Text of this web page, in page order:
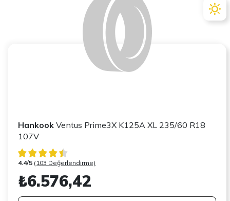
Hankook Ventus Prime3X K125A XL 235/60 R18
107V
4.4/5 (103 Değerlendirme)
₺6.576,42